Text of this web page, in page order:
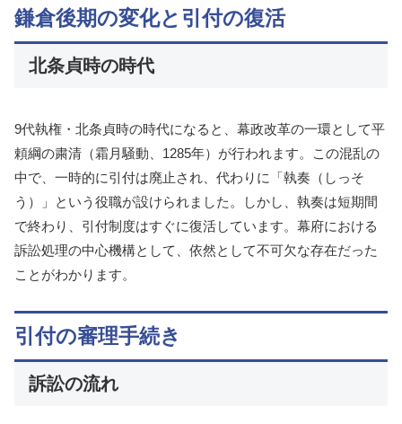
鎌倉後期の変化と引付の復活
北条貞時の時代
9代執権・北条貞時の時代になると、幕政改革の一環として平
頼綱の粛清（霜月騒動、1285年）が行われます。この混乱の
中で、一時的に引付は廃止され、代わりに「執奏（しっそ
う）」という役職が設けられました。しかし、執奏は短期間
で終わり、引付制度はすぐに復活しています。幕府における
訴訟処理の中心機構として、依然として不可欠な存在だった
ことがわかります。
引付の審理手続き
訴訟の流れ